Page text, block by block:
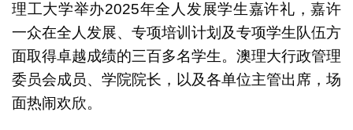
理工大学举办2025年全人发展学生嘉许礼，嘉许
一众在全人发展、专项培训计划及专项学生队伍方
面取得卓越成绩的三百多名学生。澳理大行政管理
委员会成员、学院院长，以及各单位主管出席，场
面热闹欢欣。